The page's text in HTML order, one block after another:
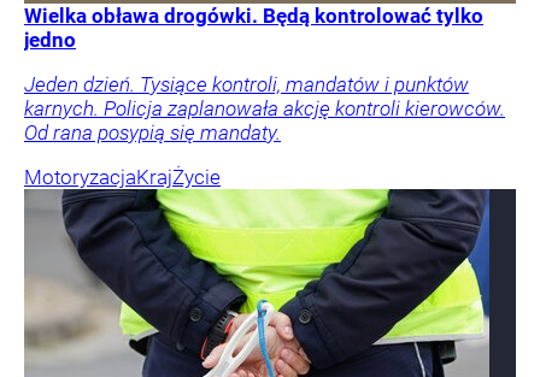
Wielka obława drogówki. Będą kontrolować tylko
jedno
Jeden dzień. Tysiące kontroli, mandatów i punktów
karnych. Policja zaplanowała akcję kontroli kierowców.
Od rana posypią się mandaty.
MotoryzacjaKrajŻycie